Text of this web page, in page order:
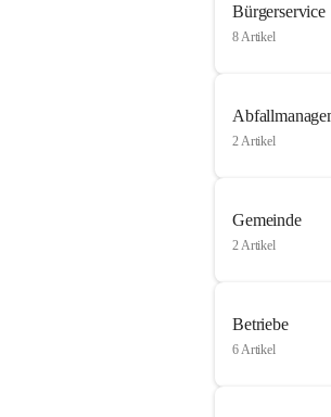
Bürgerservice
8 Artikel
2 Artikel
Gemeinde
2 Artikel
Betriebe
6 Artikel